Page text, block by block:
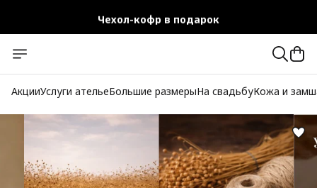
Чехол-кофр в подарок
Бесплатная доставка при заказе от 10 000 руб.
АкцииУслуги ательеБольшие размерыНа свадьбуКожа и